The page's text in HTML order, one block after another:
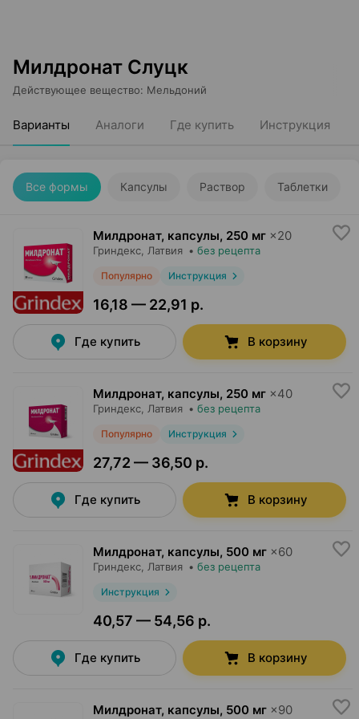
Милдронат Слуцк
Действующее вещество: Мельдоний
Варианты Аналоги Где купить Инструкция
Все формы Капсулы Раствор Таблетки
Милдронат, капсулы, 250 мг ×20
Гриндекс , Латвия • без рецепта
Популярно Инструкция
16,18 — 22,91 р.
Где купить В корзину
Милдронат, капсулы, 250 мг ×40
Гриндекс , Латвия • без рецепта
Популярно Инструкция
27,72 — 36,50 р.
Где купить В корзину
Милдронат, капсулы, 500 мг ×60
Гриндекс , Латвия • без рецепта
Инструкция
40,57 — 54,56 р.
Где купить В корзину
Милдронат, капсулы, 500 мг ×90